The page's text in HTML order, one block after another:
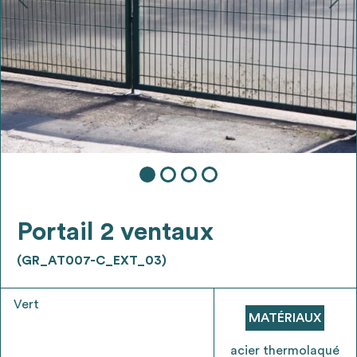
4
Ajouter les matériaux intéressants à "ma
liste"
Transmettre sa liste de manifestation
d'intérêt pour les matériaux
sélectionnés
Exporter sa liste et ses fiches produits
Être recontacté afin d’obtenir plus de
stratégies de récupérations
Portail 2 ventaux
(GR_AT007-C_EXT_03)
Vert
MATÉRIAUX
acier thermolaqué